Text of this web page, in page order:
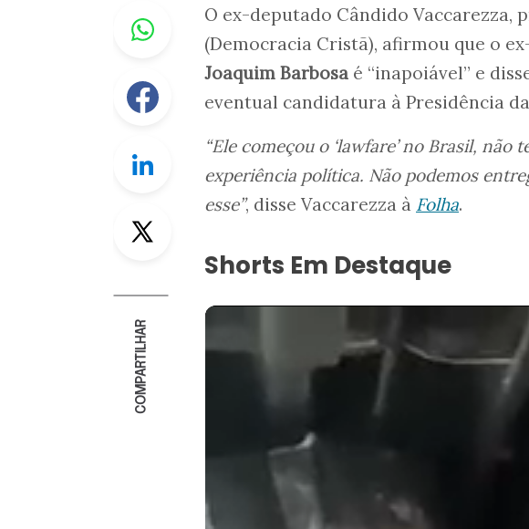
Whastapp
Facebook
Linkedin
Twitter
COMPARTILHAR
O ex-deputado Cândido
(Democracia Cristã), afirmou que o
Joaquim Barbosa é “inapoiável” e
eventual candidatura à Presidência
“Ele começou o ‘lawfare’ no Brasil,
experiência política. Não podemos
esse”, disse Vaccarezza à Folha.
Shorts Em Destaque